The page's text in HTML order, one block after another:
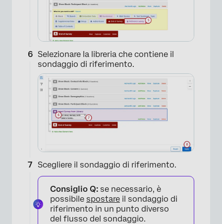
Selezionare la libreria che contiene il
sondaggio di riferimento.
Scegliere il sondaggio di riferimento.
Consiglio Q: se necessario, è
possibile spostare il sondaggio di
riferimento in un punto diverso
del flusso del sondaggio.